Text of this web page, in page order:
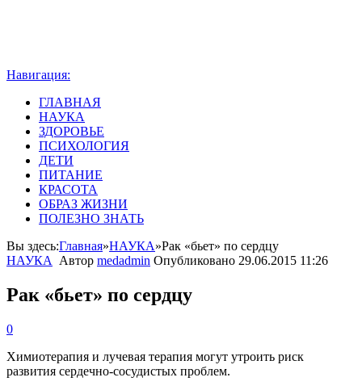
Навигация:
ГЛАВНАЯ
НАУКА
ЗДОРОВЬЕ
ПСИХОЛОГИЯ
ДЕТИ
ПИТАНИЕ
КРАСОТА
ОБРАЗ ЖИЗНИ
ПОЛЕЗНО ЗНАТЬ
Вы здесь:Главная»НАУКА»Рак «бьет» по сердцу
НАУКА
Автор medadmin Опубликовано 29.06.2015 11:26
Рак «бьет» по сердцу
0
Химиотерапия и лучевая терапия могут утроить риск
развития сердечно-сосудистых проблем.